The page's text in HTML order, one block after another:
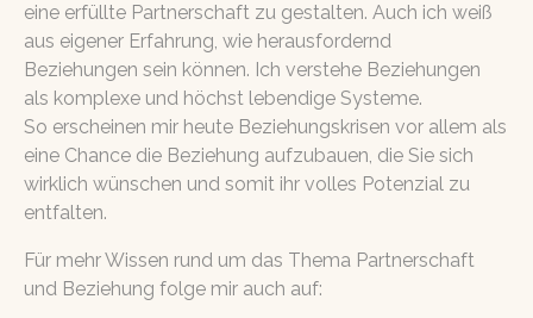
eine erfüllte Partnerschaft zu gestalten. Auch ich weiß
aus eigener Erfahrung, wie herausfordernd
Beziehungen sein können. Ich verstehe Beziehungen
als komplexe und höchst lebendige Systeme.
So erscheinen mir heute Beziehungskrisen vor allem als
eine Chance die Beziehung aufzubauen, die Sie sich
wirklich wünschen und somit ihr volles Potenzial zu
entfalten.
Für mehr Wissen rund um das Thema Partnerschaft
und Beziehung folge mir auch auf: